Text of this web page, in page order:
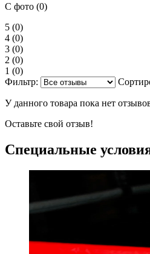
С фото (0)
5 (0)
4 (0)
3 (0)
2 (0)
1 (0)
Фильтр:
У данного товара пока нет
Оставьте свой отзыв!
Специальные